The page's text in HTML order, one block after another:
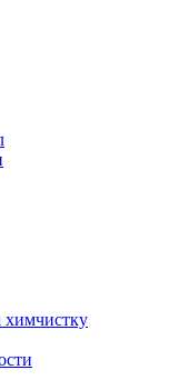
химчистку